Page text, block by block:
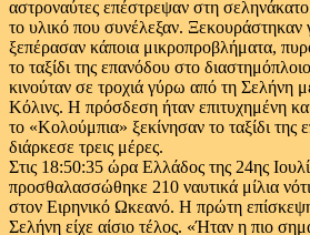
αστροναύτες επέστρεψαν στη
το υλικό που συνέλεξαν. Ξεκουράστηκαν
ξεπέρασαν κάποια μικροπροβλήματα,
το ταξίδι της επανόδου στο
κινούταν σε τροχιά γύρω από τη Σελήνη
Κόλινς. Η πρόσδεση ήταν επιτυχημένη
το «Κολούμπια» ξεκίνησαν το ταξίδι της
διάρκεσε τρεις μέρες.
Στις 18:50:35 ώρα Ελλάδος της 24ης
προσθαλασσώθηκε 210 ναυτικά μίλια
στον Ειρηνικό Ωκεανό. Η πρώτη
Σελήνη είχε αίσιο τέλος. «Ήταν η πιο